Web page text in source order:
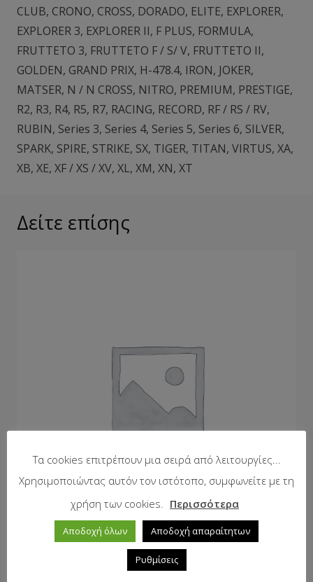
CLUB, CRONO, CROSS, DORADO, ELITE, EXPLORER,
EXPLORER 3, EXPLORER II, F PLUS, FORMULA,
FRUTTETO 3, FRUTTETO F / S/ V, FRUTTETO II,
GOLDEN, GRAND PRIX, H-478.4, IRON, JOKER,
MATSER, N / N CROSS, NITRO, PREMIUM, PRESTIGE,
R2, R3, R4, R5, R7, RACING, RECORD, RF / RS / RV,
RUBIN, Series 3, Series 4, Series 5, Series 6, SILVER,
SPARK, SPIRE, STRIKE, SX, TIGER, TITAN, VIRTUS, XA,
XB, XE, XF / XS / XV, XL, XM, XN, XT
Δείτε επίσης
Μπουζώνι μουαγιέ m18Χ38 εξάγωνο
Τα cookies επιτρέπουν μια σειρά από λειτουργίες...
Χρησιμοποιώντας αυτόν τον ιστότοπο, συμφωνείτε με τη
χρήση των cookies.
Περισσότερα
Αποδοχή όλων Αποδοχή απαραίτητων
Ρυθμίσεις